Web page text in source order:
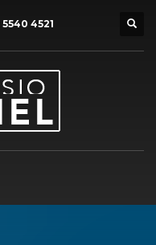
5540 4521